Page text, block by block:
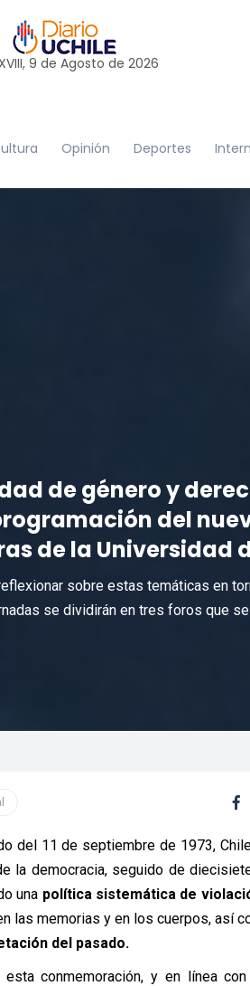
9 de Agosto de 2026
Opinión Deportes
de género y
del
de la Universidad
sobre estas temáticas en
se dividirán en tres foros que
del 11 de septiembre de 1973,
la democracia, seguido de
una política sistemática de
las memorias y en los cuerpos, así
del pasado.
conmemoración, y en línea